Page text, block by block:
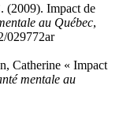
(2009). Impact de
au Québec,
029772ar
Catherine « Impact
mentale au